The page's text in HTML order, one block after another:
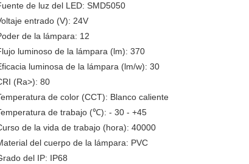
de luz del LED: SMD5050
entrado (V): 24V
de la lámpara: 12
luminoso de la lámpara (lm): 370
luminosa de la lámpara (lm/w): 30
(Ra>): 80
de color (CCT): Blanco caliente
de trabajo (℃): - 30 - +45
de la vida de trabajo (hora): 40000
del cuerpo de la lámpara: PVC
del IP: IP68